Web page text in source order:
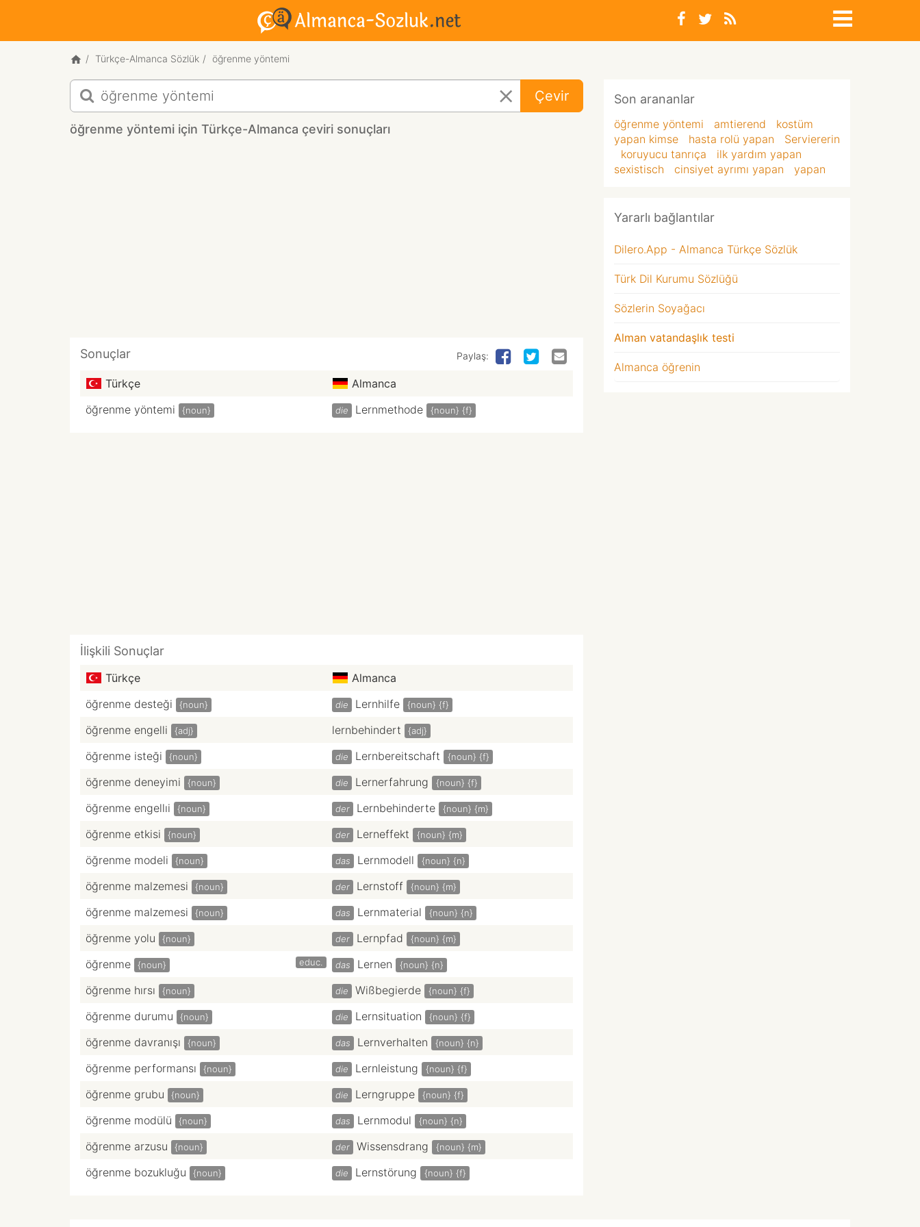
Türkçe-Almanca Sözlük öğrenme yöntemi
öğrenme
yöntemi
için
Türkçe-
Çevir
öğrenme yöntemi için Türkçe-Almanca çeviri sonuçları
Sonuçlar Paylaş:
Türkçe
Almanca
öğrenme yöntemi
{noun} die Lernmethode {noun} {f}
İlişkili Sonuçlar
Türkçe
Almanca
öğrenme desteği
{noun} die Lernhilfe {noun} {f}
öğrenme engelli {adj} lernbehindert {adj}
öğrenme isteği {noun} die Lernbereitschaft {noun} {f}
öğrenme deneyimi {noun} die Lernerfahrung {noun} {f}
öğrenme engellıi {noun} der Lernbehinderte {noun} {m}
öğrenme etkisi {noun} der Lerneffekt {noun} {m}
öğrenme modeli {noun} das Lernmodell {noun} {n}
öğrenme malzemesi {noun} der Lernstoff {noun} {m}
öğrenme malzemesi {noun} das Lernmaterial {noun} {n}
öğrenme yolu {noun} der Lernpfad {noun} {m}
öğrenme {noun} educ. das Lernen {noun} {n}
öğrenme hırsı {noun} die Wißbegierde {noun} {f}
öğrenme durumu {noun} die Lernsituation {noun} {f}
öğrenme davranışı {noun} das Lernverhalten {noun} {n}
öğrenme performansı {noun} die Lernleistung {noun} {f}
öğrenme grubu {noun} die Lerngruppe {noun} {f}
öğrenme modülü {noun} das Lernmodul {noun} {n}
öğrenme arzusu {noun} der Wissensdrang {noun} {m}
öğrenme bozukluğu {noun} die Lernstörung {noun} {f}
Son arananlar
öğrenme yöntemi amtierend
kostüm
yapan kimse
hasta rolü yapan
Serviererin
koruyucu tanrıça
ilk yardım yapan
sexistisch
cinsiyet ayrımı yapan yapan
Yararlı bağlantılar
Dilero.App - Almanca Türkçe Sözlük
Türk Dil Kurumu Sözlüğü
Sözlerin Soyağacı
Alman vatandaşlık testi
Almanca öğrenin